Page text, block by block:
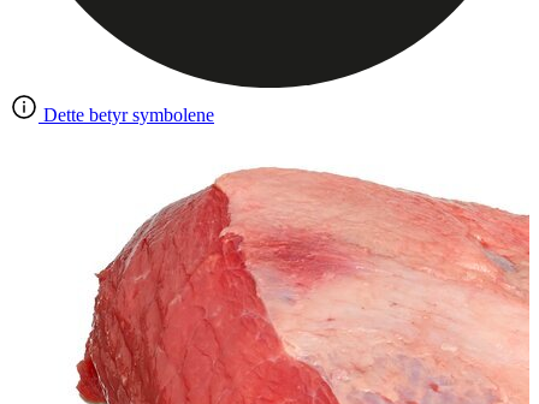
Dette betyr symbolene